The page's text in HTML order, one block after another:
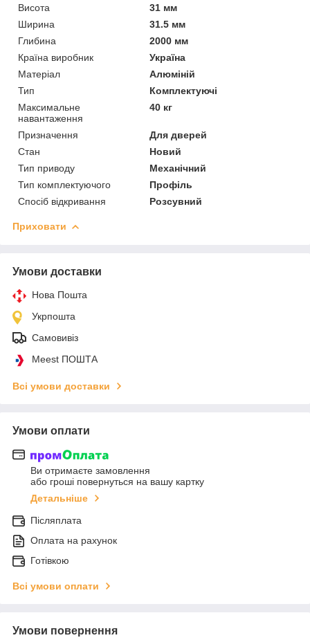
Висота
31 мм
Ширина
31.5 мм
Глибина
2000 мм
Країна виробник
Україна
Матеріал
Алюміній
Тип
Комплектуючі
Максимальне
навантаження
40 кг
Призначення
Для дверей
Стан
Новий
Тип приводу
Механічний
Тип комплектуючого
Профіль
Спосіб відкривання
Розсувний
Приховати
Умови доставки
Нова Пошта
Укрпошта
Самовивіз
Meest ПОШТА
Всі умови доставки
Умови оплати
Ви отримаєте замовлення
або гроші повернуться на вашу картку
Детальніше
Післяплата
Оплата на рахунок
Готівкою
Всі умови оплати
Умови повернення